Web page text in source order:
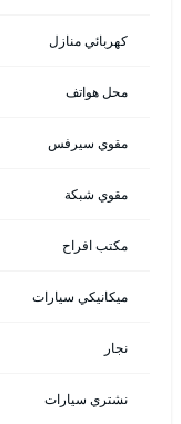
كهربائي منازل
محل هواتف
مقوي سيرفس
مقوي شبكة
مكتب افراح
ميكانيكي سيارات
نجار
نشتري سيارات